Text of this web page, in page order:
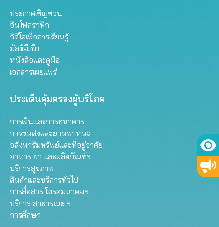
ประกาศเชิญชวน
อินโฟกราฟิก
วิดีโอเพื่อการเรียนรู้
มัลติมีเดีย
หนังสือและคู่มือ
เอกสารเผยแพร่
ประเด็นคุ้มครองผู้บริโภค
การเงินและการธนาคาร
การขนส่งและยานพาหนะ
อสังหาริมทรัพย์และที่อยู่อาศัย
อาหาร ยา และผลิตภัณฑ์ฯ
บริการสุขภาพ
สินค้าและบริการทั่วไป
การสื่อสาร โทรคมนาคมฯ
บริการ สาธารณะ ฯ
การศึกษา